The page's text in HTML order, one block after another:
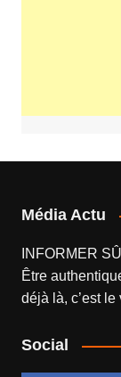
Média Actu
INFORMER
Être
déjà là, c’est
Social